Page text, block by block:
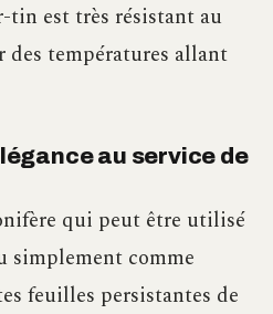
est très résistant au
températures allant
au service de
qui peut être utilisé
simplement comme
feuilles persistantes de